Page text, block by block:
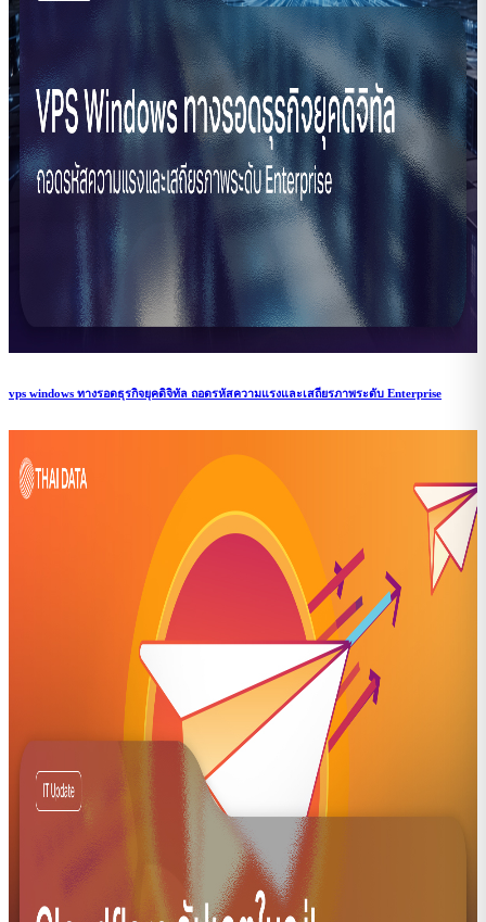
vps windows ทางรอดธุรกิจยุคดิจิทัล ถอดรหัสความแรงและเสถียรภาพระดับ Enterprise